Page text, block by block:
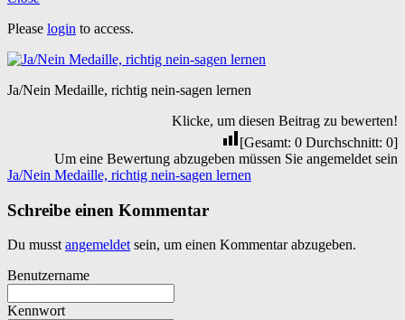
Please login to access.
Ja/Nein Medaille, richtig nein-sagen lernen
Klicke, um diesen Beitrag zu bewerten!
[Gesamt: 0 Durchschnitt: 0]
Um eine Bewertung abzugeben müssen Sie angemeldet sein
Beitragsnavigation
Ja/Nein Medaille, richtig nein-sagen lernen
Schreibe einen Kommentar
Du musst angemeldet sein, um einen Kommentar abzugeben.
Benutzername
Kennwort